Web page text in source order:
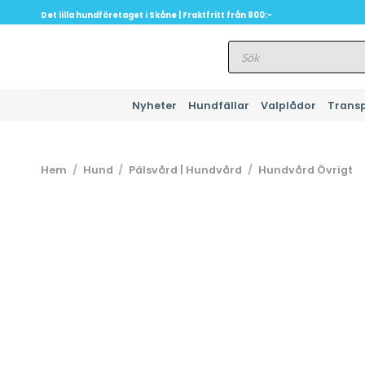
to
Det lilla hundföretaget i Skåne | Fraktfritt från 800:-
Produktsökning
Nyheter Hundfällar Valplådor
Hem / Hund / Pälsvård | Hundvård / Hundvård Övrigt